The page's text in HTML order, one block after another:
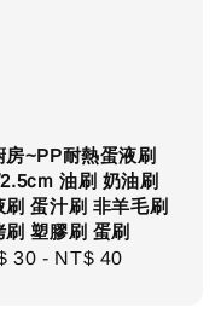
房~PP耐熱蛋液刷
油刷 奶油刷
刷 蛋汁刷 非羊毛刷
刷 塑膠刷 蛋刷
30 - NT$ 40